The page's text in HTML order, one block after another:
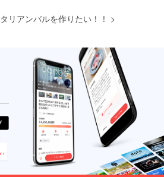
リアンバルを作りたい！！ >